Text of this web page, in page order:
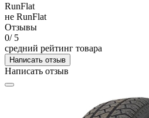
RunFlat
не RunFlat
Отзывы
0/ 5
средний рейтинг товара
Написать отзыв
Написать отзыв